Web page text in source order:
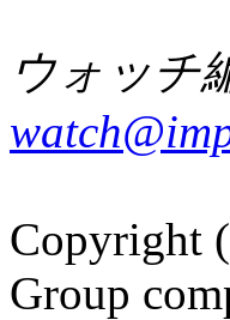
ウォッチ
Copyright
Group